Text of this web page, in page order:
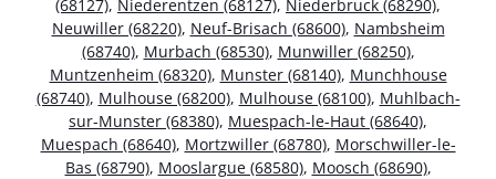
(68127), Niederentzen (68127), Niederbruck (68290),
Neuwiller (68220), Neuf-Brisach (68600), Nambsheim
(68740), Murbach (68530), Munwiller (68250),
Muntzenheim (68320), Munster (68140), Munchhouse
(68740), Mulhouse (68200), Mulhouse (68100), Muhlbach-
sur-Munster (68380), Muespach-le-Haut (68640),
Muespach (68640), Mortzwiller (68780), Morschwiller-le-
Bas (68790), Mooslargue (68580), Moosch (68690),